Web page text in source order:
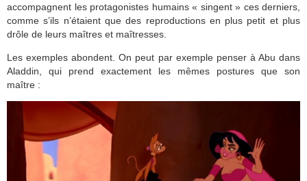
accompagnent les protagonistes humains « singent » ces derniers,
comme s’ils n’étaient que des reproductions en plus petit et plus
drôle de leurs maîtres et maîtresses.
Les exemples abondent. On peut par exemple penser à Abu dans
Aladdin, qui prend exactement les mêmes postures que son
maître :